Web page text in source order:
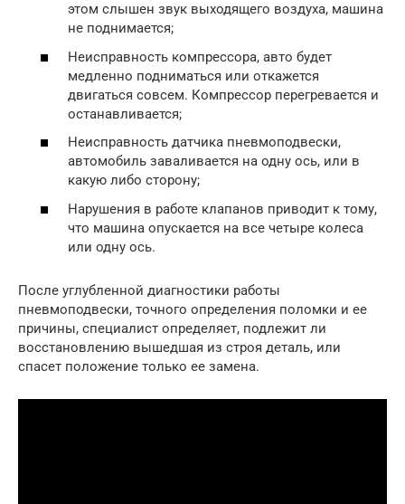
этом слышен звук выходящего воздуха, машина
не поднимается;
Неисправность компрессора, авто будет
медленно подниматься или откажется
двигаться совсем. Компрессор перегревается и
останавливается;
Неисправность датчика пневмоподвески,
автомобиль заваливается на одну ось, или в
какую либо сторону;
Нарушения в работе клапанов приводит к тому,
что машина опускается на все четыре колеса
или одну ось.
После углубленной диагностики работы
пневмоподвески, точного определения поломки и ее
причины, специалист определяет, подлежит ли
восстановлению вышедшая из строя деталь, или
спасет положение только ее замена.